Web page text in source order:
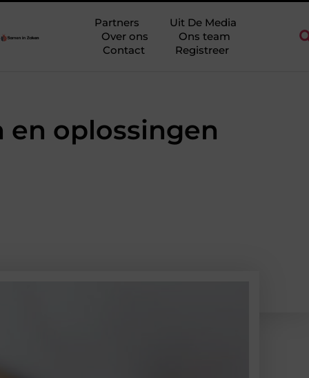
Partners
Uit De Media
Over ons
Ons team
Contact
Registreer
en oplossingen